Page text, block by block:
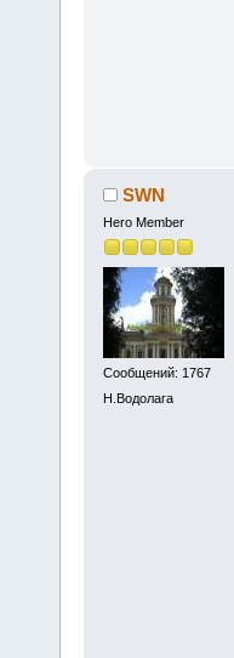
SWN
Hero Member
Сообщений: 1767
Н.Водолага